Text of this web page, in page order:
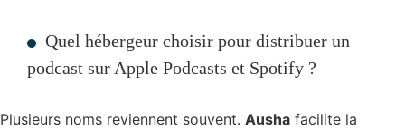
Quel hébergeur choisir pour distribuer un
podcast sur Apple Podcasts et Spotify ?
Plusieurs noms reviennent souvent. Ausha facilite la